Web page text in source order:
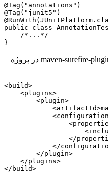
@Tag("annotations")
@Tag("junit5")
public class
    /*...*/
}
میتوان برچسب ها را با استفاده از maven-surefire-plugin در پروژه
<build>
    <plugins>
        <plugin>
</
</
        </plugin>
    </plugins>
</build>